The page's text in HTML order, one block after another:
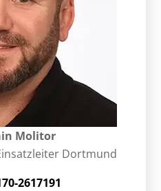
Molitor
Dortmund
2617191